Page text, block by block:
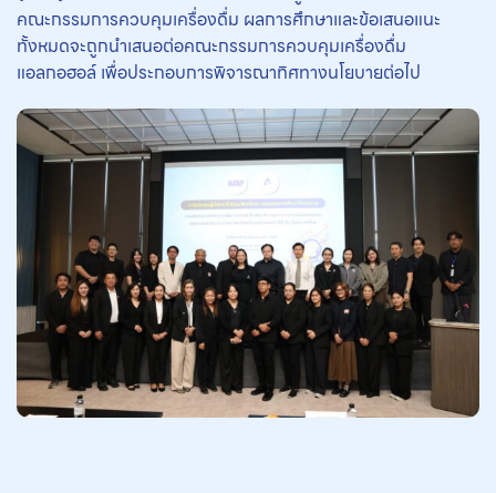
คณะกรรมการควบคุมเครื่องดื่ม ผลการศึกษาและข้อเสนอแนะ
ทั้งหมดจะถูกนำเสนอต่อคณะกรรมการควบคุมเครื่องดื่ม
แอลกอฮอล์ เพื่อประกอบการพิจารณาทิศทางนโยบายต่อไป